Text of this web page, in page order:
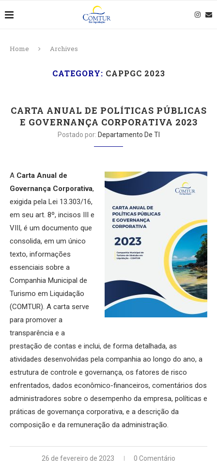
Home Archives
CATEGORY: CAPPGC 2023
CARTA ANUAL DE POLÍTICAS PÚBLICAS
E GOVERNANÇA CORPORATIVA 2023
Postado por: Departamento De TI
A Carta Anual de
Governança Corporativa,
exigida pela Lei 13.303/16,
em seu art. 8º, incisos III e
VIII, é um documento que
consolida, em um único
texto, informações
essenciais sobre a
Companhia Municipal de
Turismo em Liquidação
(COMTUR). A carta serve
para promover a
transparência e a
prestação de contas e inclui, de forma detalhada, as
atividades desenvolvidas pela companhia ao longo do ano, a
estrutura de controle e governança, os fatores de risco
enfrentados, dados econômico-financeiros, comentários dos
administradores sobre o desempenho da empresa, políticas e
práticas de governança corporativa, e a descrição da
composição e da remuneração da administração.
26 de fevereiro de 2023 0 Comentário